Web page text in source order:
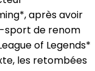
après avoir
sport de renom
of Legends*
les retombées